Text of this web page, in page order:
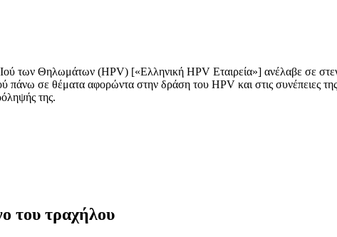
Ιού των Θηλωμάτων (HPV) [«Ελληνική HPV Εταιρεία»] ανέλαβε σε
πάνω σε θέματα αφορώντα στην δράση του HPV και στις συνέπειες
της.
του τραχήλου